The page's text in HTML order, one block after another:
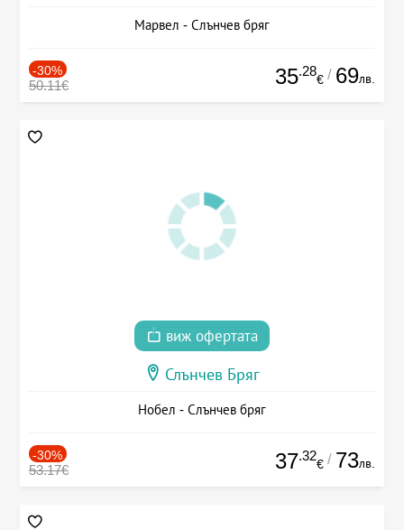
Марвел - Слънчев бряг
-30%
50.11€ 35.28
€ / 69лв.
виж офертата
Слънчев Бряг
Нобел - Слънчев бряг
-30%
53.17€ 37.32
€ / 73лв.